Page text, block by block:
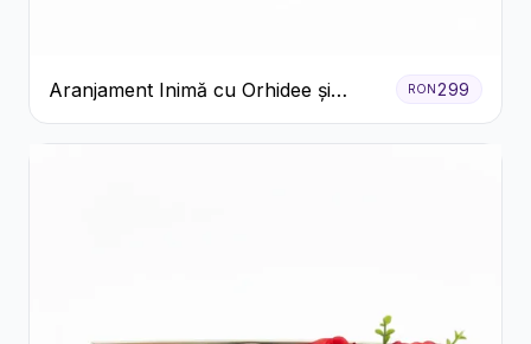
Aranjament Inimă cu Orhidee și
Floarea Miresei
RON299